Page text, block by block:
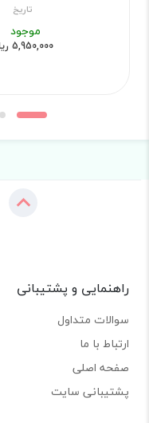
تاریخ
موجود
5,950,000 ریال
راهنمایی و پشتیبانی
سوالات متداول
ارتباط با ما
صفحه اصلی
پشتیبانی سایت